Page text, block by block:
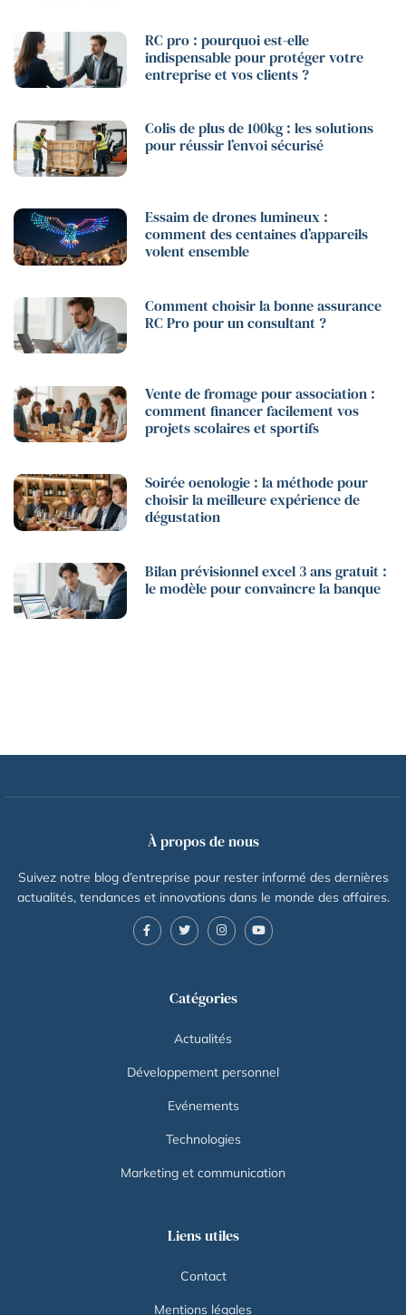
RC pro : pourquoi est-elle
indispensable pour protéger votre
entreprise et vos clients ?
Colis de plus de 100kg : les solutions
pour réussir l’envoi sécurisé
Essaim de drones lumineux :
comment des centaines d’appareils
volent ensemble
Comment choisir la bonne assurance
RC Pro pour un consultant ?
Vente de fromage pour association :
comment financer facilement vos
projets scolaires et sportifs
Soirée oenologie : la méthode pour
choisir la meilleure expérience de
dégustation
Bilan prévisionnel excel 3 ans gratuit :
le modèle pour convaincre la banque
À propos de nous
Suivez notre blog d’entreprise pour rester informé des dernières
actualités, tendances et innovations dans le monde des affaires.
Catégories
Actualités
Développement personnel
Evénements
Technologies
Marketing et communication
Liens utiles
Contact
Mentions légales